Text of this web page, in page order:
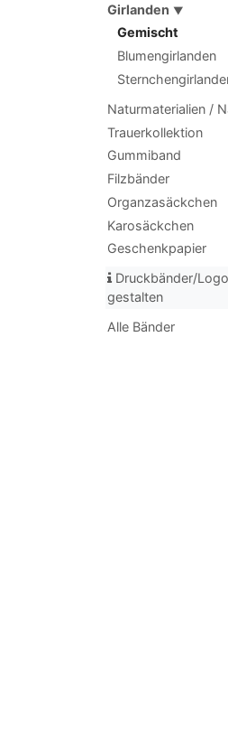
Girlanden ▼
Gemischt
Blumengirlanden
Naturmaterialien /
Trauerkollektion
Gummiband
Filzbänder
Organzasäckchen
Karosäckchen
Geschenkpapier
Druckbänder/
gestalten
Alle Bänder